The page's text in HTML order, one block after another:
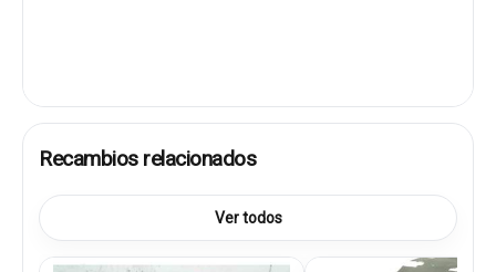
Recambios relacionados
Ver todos